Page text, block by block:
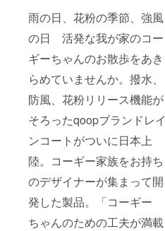
雨の日、花粉の季節、強風
の日 活発な我が家のコー
ギーちゃんのお散歩をあき
らめていませんか。撥水、
防風、花粉リリース機能が
そろったqoopブランドレイ
ンコートがついに日本上
陸。コーギー家族をお持ち
のデザイナーが集まって開
発した製品。「コーギー
ちゃんのための工夫が満載